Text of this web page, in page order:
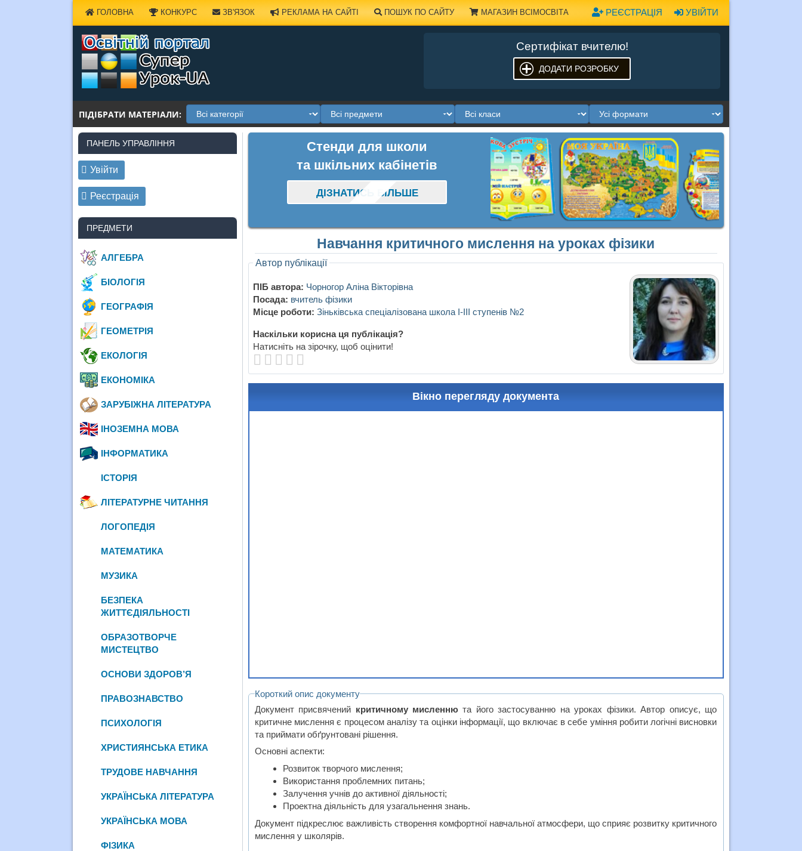
УВІЙТИ
РЕЄСТРАЦІЯ
ГОЛОВНА КОНКУРС ЗВ'ЯЗОК РЕКЛАМА НА САЙТІ ПОШУК ПО САЙТУ МАГАЗИН ВСІМОСВІТА
Сертифікат вчителю!
ДОДАТИ РОЗРОБКУ
ПІДІБРАТИ МАТЕРІАЛИ:
Стенди для школи
та шкільних кабінетів
ДІЗНАТИСЬ БІЛЬШЕ
Навчання критичного мислення на уроках фізики
Автор публікації
ПІБ автора: Чорногор Аліна Вікторівна
Посада: вчитель фізики
Місце роботи: Зіньківська спеціалізована школа І-ІІІ ступенів №2
Наскільки корисна ця публікація?
Натисніть на зірочку, щоб оцінити!
Вікно перегляду документа
Короткий опис документу
Документ присвячений критичному мисленнюта його застосуванню на уроках фізики. Автор описує, що
критичне мислення є процесом аналізу та оцінки інформації, що включає в себе уміння робити логічні висновки
та приймати обґрунтовані рішення.
Основні аспекти:
Розвиток творчого мислення;
Використання проблемних питань;
Залучення учнів до активної діяльності;
Проектна діяльність для узагальнення знань.
Документ підкреслює важливість створення комфортної навчальної атмосфери, що сприяє розвитку критичного
мислення у школярів.
ПАНЕЛЬ УПРАВЛІННЯ
Увійти
Реєстрація
ПРЕДМЕТИ
АЛГЕБРА
БІОЛОГІЯ
ГЕОГРАФІЯ
ГЕОМЕТРІЯ
ЕКОЛОГІЯ
ЕКОНОМІКА
ЗАРУБІЖНА ЛІТЕРАТУРА
ІНОЗЕМНА МОВА
ІНФОРМАТИКА
ІСТОРІЯ
ЛІТЕРАТУРНЕ ЧИТАННЯ
ЛОГОПЕДІЯ
МАТЕМАТИКА
МУЗИКА
БЕЗПЕКА
ЖИТТЄДІЯЛЬНОСТІ
ОБРАЗОТВОРЧЕ
МИСТЕЦТВО
ОСНОВИ ЗДОРОВ’Я
ПРАВОЗНАВСТВО
ПСИХОЛОГІЯ
ХРИСТИЯНСЬКА ЕТИКА
ТРУДОВЕ НАВЧАННЯ
УКРАЇНСЬКА ЛІТЕРАТУРА
УКРАЇНСЬКА МОВА
ФІЗИКА